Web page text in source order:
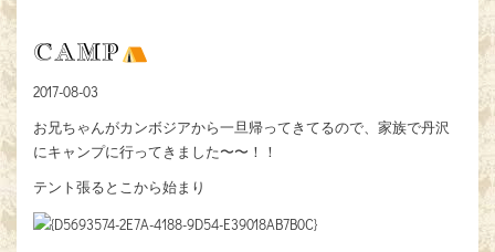
CAMP
2017-08-03
お兄ちゃんがカンボジアから一旦帰ってきてるので、家族で丹沢
にキャンプに行ってきました〜〜！！
テント張るとこから始まり